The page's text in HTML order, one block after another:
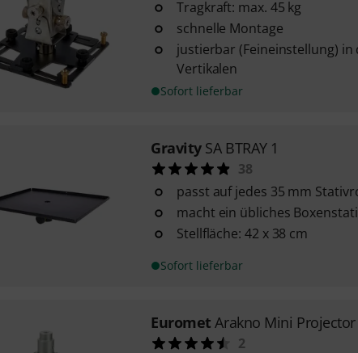
Tragkraft: max. 45 kg
schnelle Montage
justierbar (Feineinstellung)
Vertikalen
Sofort lieferbar
Gravity SA BTRAY 1
38
passt auf jedes 35 mm
macht ein übliches
Stellfläche: 42 x 38 cm
Sofort lieferbar
Euromet Arakno Mini
2